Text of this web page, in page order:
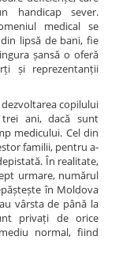
handicap sever.
medical se
lipsă de bani, fie
șansă o oferă
și reprezentanții
copilului
ani, dacă sunt
medicului. Cel din
familii, pentru a-
În realitate,
urmare, numărul
în Moldova
vârsta de până la
privați de orice
normal, fiind